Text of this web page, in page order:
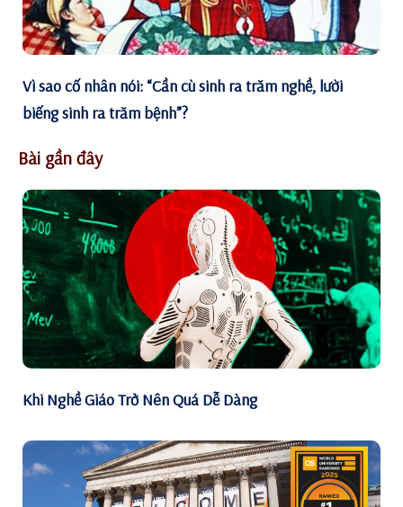
Vì sao cố nhân nói: “Cần cù sinh ra trăm nghề, lười
biếng sinh ra trăm bệnh”?
Bài gần đây
Khi Nghề Giáo Trở Nên Quá Dễ Dàng